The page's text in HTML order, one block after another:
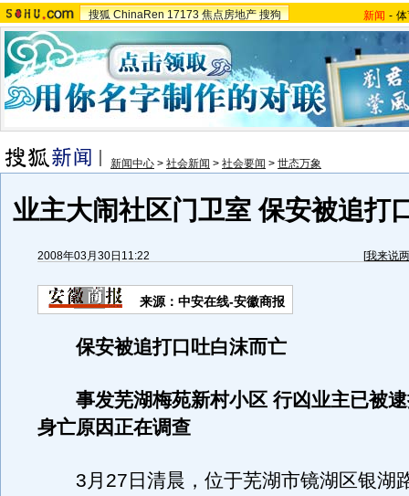
搜狐 ChinaRen 17173 焦点房地产 搜狗 新闻 -
新闻中心 > 社会新闻 > 社会要闻 > 世态万象
业主大闹社区门卫室 保安被追打
2008年03月30日11:22 [我来说
来源：中安在线-安徽商报
保安被追打口吐白沫而亡
事发芜湖梅苑新村小区 行凶业主已被逮
身亡原因正在调查
3月27日清晨，位于芜湖市镜湖区银湖